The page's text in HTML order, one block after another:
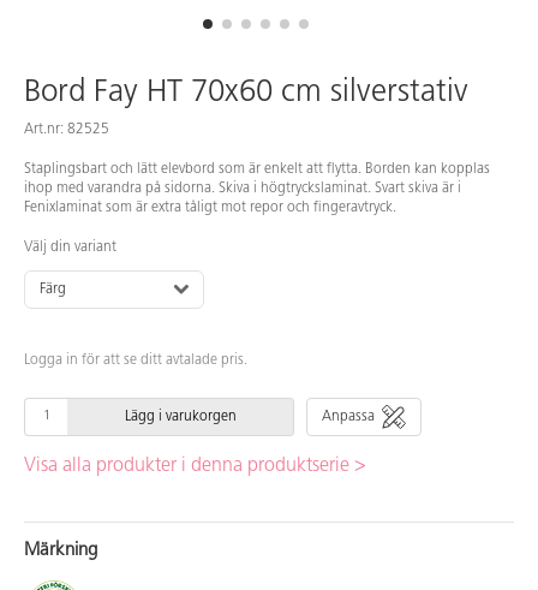
Bord Fay HT 70x60 cm silverstativ
Art.nr: 82525
Staplingsbart och lätt elevbord som är enkelt att flytta. Borden kan kopplas
ihop med varandra på sidorna. Skiva i högtryckslaminat. Svart skiva är i
Fenixlaminat som är extra tåligt mot repor och fingeravtryck.
Välj din variant
Färg
Logga in för att se ditt avtalade pris.
Lägg i varukorgen Anpassa
Visa alla produkter i denna produktserie >
Märkning